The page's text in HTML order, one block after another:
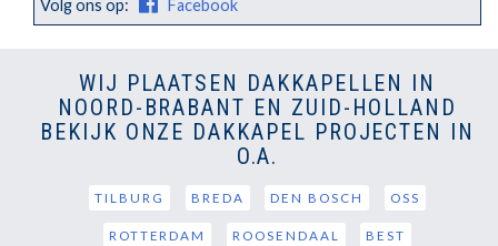
Volg ons op: Facebook
WIJ PLAATSEN DAKKAPELLEN IN
NOORD-BRABANT EN ZUID-HOLLAND
BEKIJK ONZE DAKKAPEL PROJECTEN IN
O.A.
TILBURG BREDA DEN BOSCH OSS
ROTTERDAM ROOSENDAAL BEST